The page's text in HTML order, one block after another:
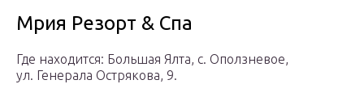
Мрия Резорт & Спа
Где находится: Большая Ялта, с. Оползневое,
ул. Генерала Острякова, 9.